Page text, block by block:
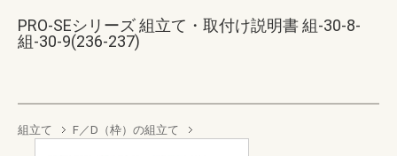
PRO-SEシリーズ 組立て・取付け説明書 組-30-8-
組-30-9(236-237)
組立て F／D（枠）の組立て